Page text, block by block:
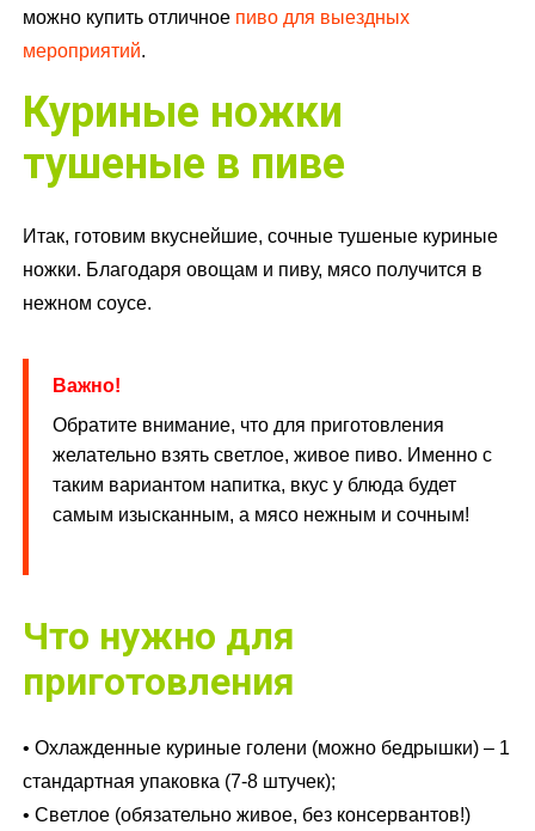
можно купить отличное пиво для выездных
мероприятий.
Куриные ножки
тушеные в пиве
Итак, готовим вкуснейшие, сочные тушеные куриные
ножки. Благодаря овощам и пиву, мясо получится в
нежном соусе.
Важно!
Обратите внимание, что для приготовления
желательно взять светлое, живое пиво. Именно с
таким вариантом напитка, вкус у блюда будет
самым изысканным, а мясо нежным и сочным!
Что нужно для
приготовления
• Охлажденные куриные голени (можно бедрышки) – 1
стандартная упаковка (7-8 штучек);
• Светлое (обязательно живое, без консервантов!)